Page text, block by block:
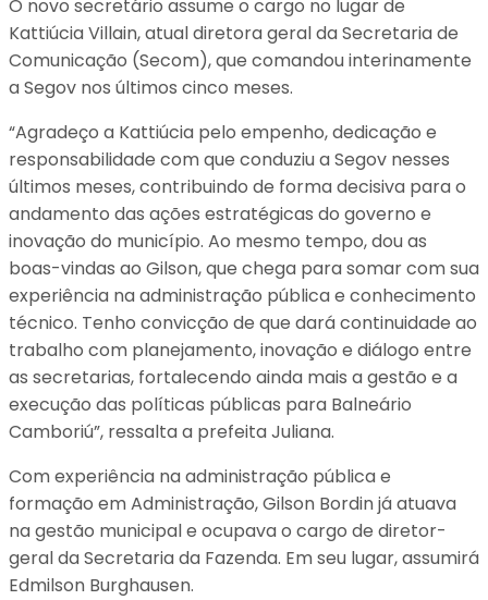
O novo secretário assume o cargo no lugar de
Kattiúcia Villain, atual diretora geral da Secretaria de
Comunicação (Secom), que comandou interinamente
a Segov nos últimos cinco meses.
“Agradeço a Kattiúcia pelo empenho, dedicação e
responsabilidade com que conduziu a Segov nesses
últimos meses, contribuindo de forma decisiva para o
andamento das ações estratégicas do governo e
inovação do município. Ao mesmo tempo, dou as
boas-vindas ao Gilson, que chega para somar com sua
experiência na administração pública e conhecimento
técnico. Tenho convicção de que dará continuidade ao
trabalho com planejamento, inovação e diálogo entre
as secretarias, fortalecendo ainda mais a gestão e a
execução das políticas públicas para Balneário
Camboriú”, ressalta a prefeita Juliana.
Com experiência na administração pública e
formação em Administração, Gilson Bordin já atuava
na gestão municipal e ocupava o cargo de diretor-
geral da Secretaria da Fazenda. Em seu lugar, assumirá
Edmilson Burghausen.